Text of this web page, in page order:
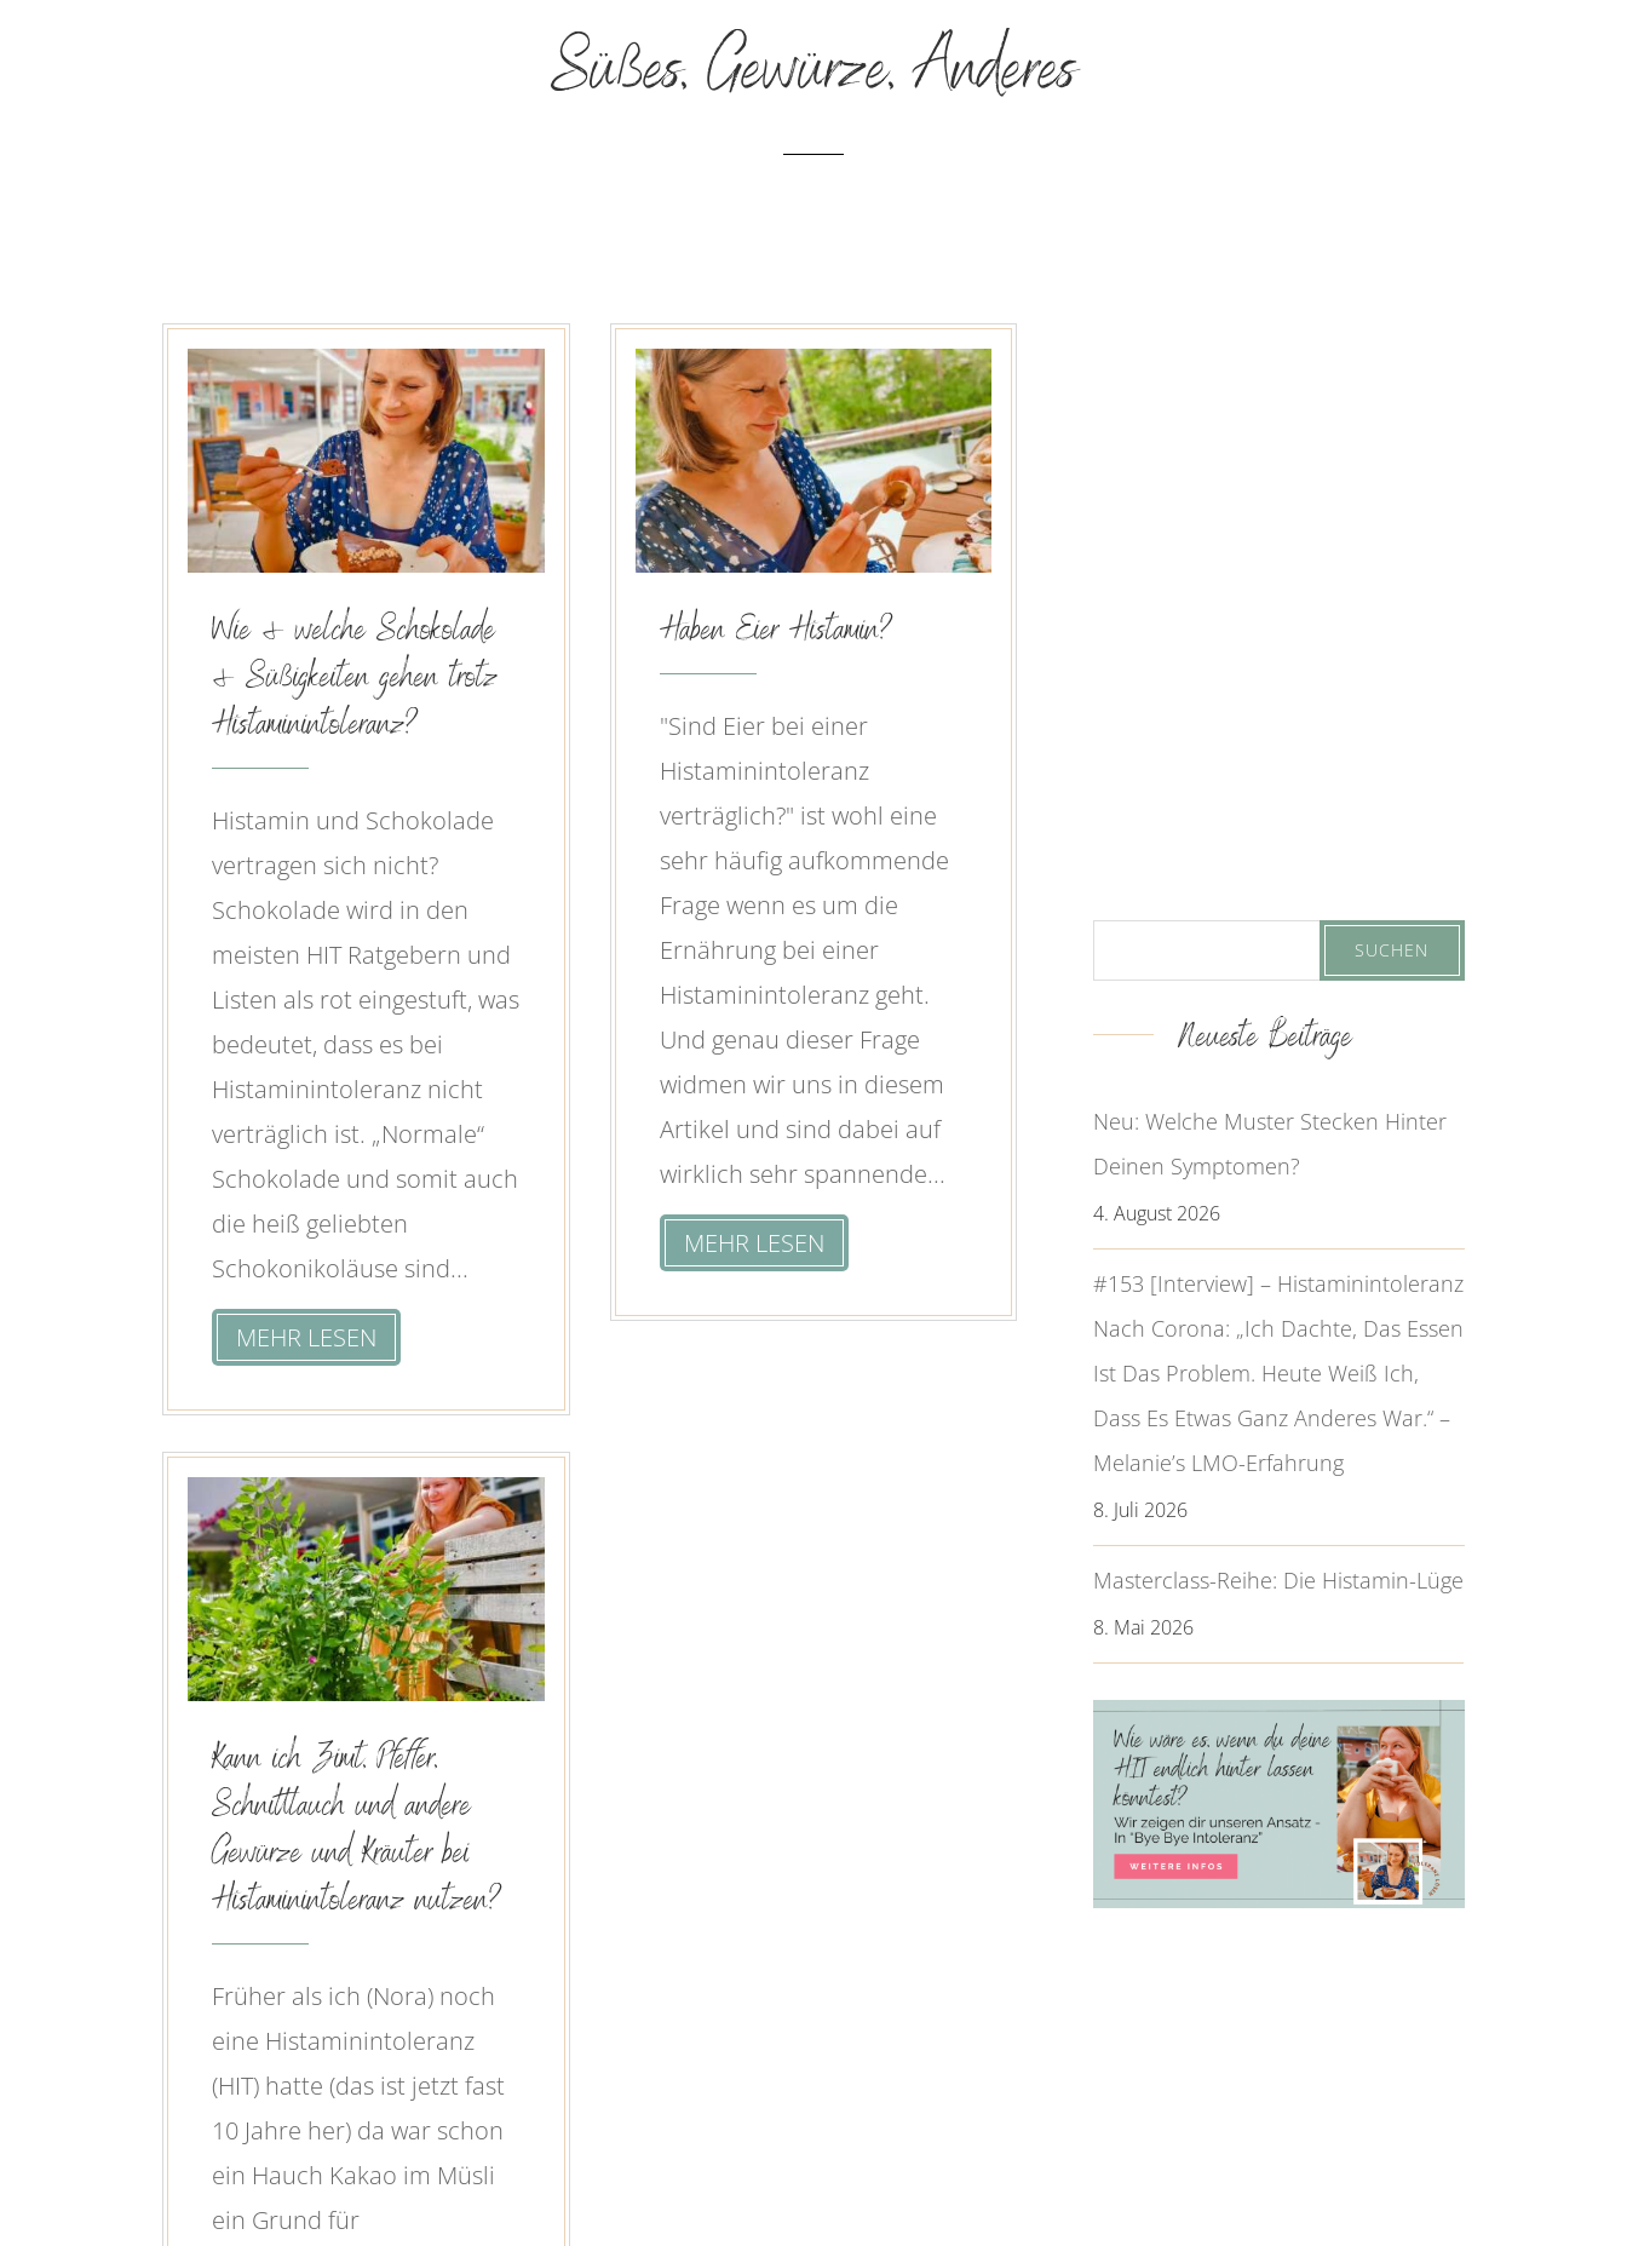
Süßes, Gewürze, Anderes
Wie & welche Schokolade
& Süßigkeiten gehen trotz
Histaminintoleranz?
Histamin und Schokolade
vertragen sich nicht?
Schokolade wird in den
meisten HIT Ratgebern und
Listen als rot eingestuft, was
bedeutet, dass es bei
Histaminintoleranz nicht
verträglich ist. „Normale“
Schokolade und somit auch
die heiß geliebten
Schokonikoläuse sind...
MEHR LESEN
Kann ich Zimt, Pfeffer,
Schnittlauch und andere
Gewürze und Kräuter bei
Histaminintoleranz nutzen?
Früher als ich (Nora) noch
eine Histaminintoleranz
(HIT) hatte (das ist jetzt fast
10 Jahre her) da war schon
ein Hauch Kakao im Müsli
ein Grund für
Haben Eier Histamin?
"Sind Eier bei einer
Histaminintoleranz
verträglich?" ist wohl eine
sehr häufig aufkommende
Frage wenn es um die
Ernährung bei einer
Histaminintoleranz geht.
Und genau dieser Frage
widmen wir uns in diesem
Artikel und sind dabei auf
wirklich sehr spannende...
MEHR LESEN
Neueste Beiträge
Neu: Welche Muster Stecken Hinter
Deinen Symptomen?
4. August 2026
#153 [Interview] – Histaminintoleranz
Nach Corona: „Ich Dachte, Das Essen
Ist Das Problem. Heute Weiß Ich,
Dass Es Etwas Ganz Anderes War.“ –
Melanie’s LMO-Erfahrung
8. Juli 2026
Masterclass-Reihe: Die Histamin-Lüge
8. Mai 2026